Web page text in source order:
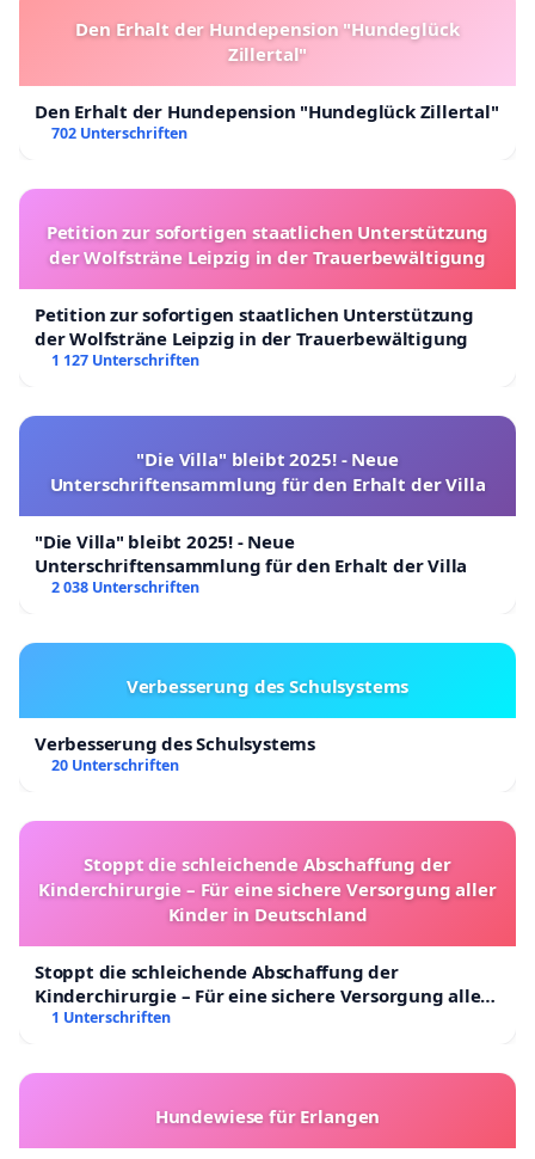
Den Erhalt der Hundepension "Hundeglück
Zillertal"
Den Erhalt der Hundepension "Hundeglück Zillertal"
702 Unterschriften
Petition zur sofortigen staatlichen Unterstützung
der Wolfsträne Leipzig in der Trauerbewältigung
Petition zur sofortigen staatlichen Unterstützung
der Wolfsträne Leipzig in der Trauerbewältigung
1 127 Unterschriften
"Die Villa" bleibt 2025! - Neue
Unterschriftensammlung für den Erhalt der Villa
"Die Villa" bleibt 2025! - Neue
Unterschriftensammlung für den Erhalt der Villa
2 038 Unterschriften
Verbesserung des Schulsystems
Verbesserung des Schulsystems
20 Unterschriften
Stoppt die schleichende Abschaffung der
Kinderchirurgie – Für eine sichere Versorgung aller
Kinder in Deutschland
Stoppt die schleichende Abschaffung der
Kinderchirurgie – Für eine sichere Versorgung aller
Kinder in Deutschland
1 Unterschriften
Hundewiese für Erlangen